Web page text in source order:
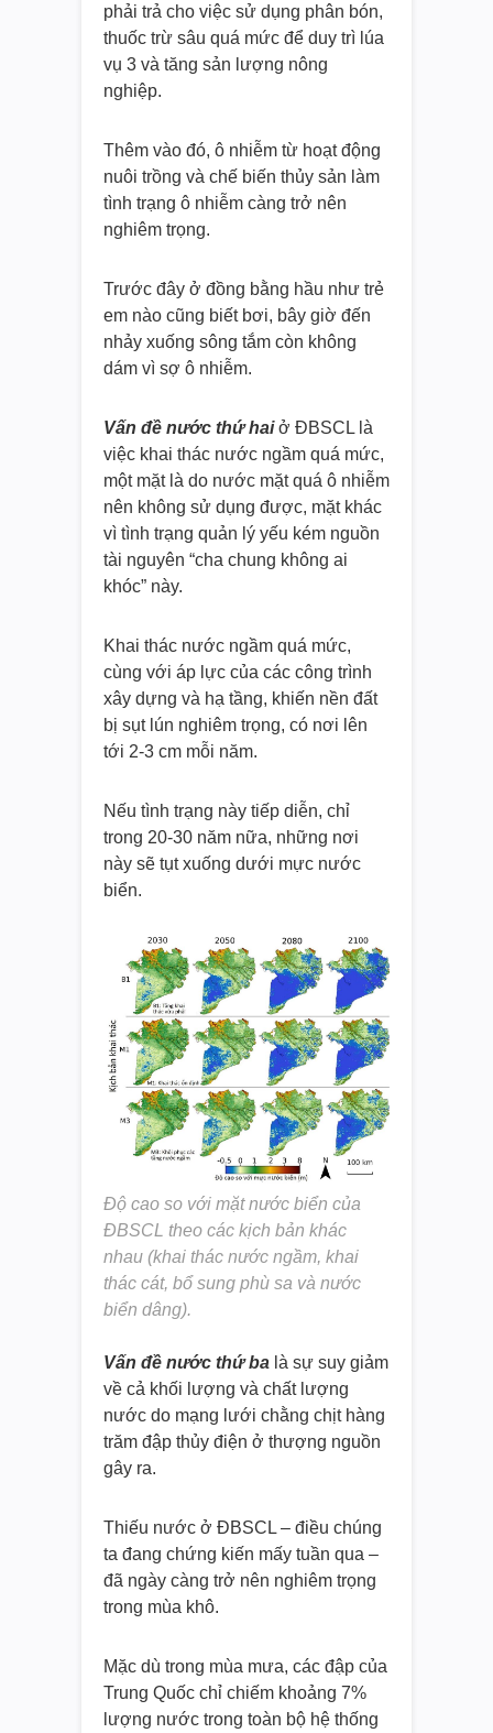
phải trả cho việc sử dụng phân bón,
thuốc trừ sâu quá mức để duy trì lúa
vụ 3 và tăng sản lượng nông
nghiệp.
Thêm vào đó, ô nhiễm từ hoạt động
nuôi trồng và chế biến thủy sản làm
tình trạng ô nhiễm càng trở nên
nghiêm trọng.
Trước đây ở đồng bằng hầu như trẻ
em nào cũng biết bơi, bây giờ đến
nhảy xuống sông tắm còn không
dám vì sợ ô nhiễm.
Vấn đề nước thứ haiở ĐBSCL là
việc khai thác nước ngầm quá mức,
một mặt là do nước mặt quá ô nhiễm
nên không sử dụng được, mặt khác
vì tình trạng quản lý yếu kém nguồn
tài nguyên “cha chung không ai
khóc” này.
Khai thác nước ngầm quá mức,
cùng với áp lực của các công trình
xây dựng và hạ tầng, khiến nền đất
bị sụt lún nghiêm trọng, có nơi lên
tới 2-3 cm mỗi năm.
Nếu tình trạng này tiếp diễn, chỉ
trong 20-30 năm nữa, những nơi
này sẽ tụt xuống dưới mực nước
biển.
Độ cao so với mặt nước biển của
ĐBSCL theo các kịch bản khác
nhau (khai thác nước ngầm, khai
thác cát, bổ sung phù sa và nước
biển dâng).
Vấn đề nước thứ ba là sự suy giảm
về cả khối lượng và chất lượng
nước do mạng lưới chằng chịt hàng
trăm đập thủy điện ở thượng nguồn
gây ra.
Thiếu nước ở ĐBSCL – điều chúng
ta đang chứng kiến mấy tuần qua –
đã ngày càng trở nên nghiêm trọng
trong mùa khô.
Mặc dù trong mùa mưa, các đập của
Trung Quốc chỉ chiếm khoảng 7%
lượng nước trong toàn bộ hệ thống